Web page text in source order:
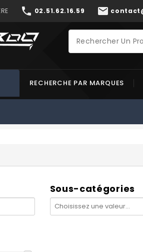
phone 02.51.62.16.59 mail
RECHERCHE PAR MARQUES
Sous-catégories